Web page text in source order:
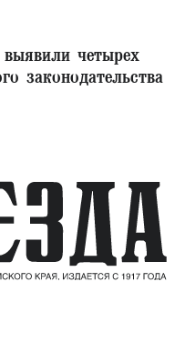
четырех
законодательства